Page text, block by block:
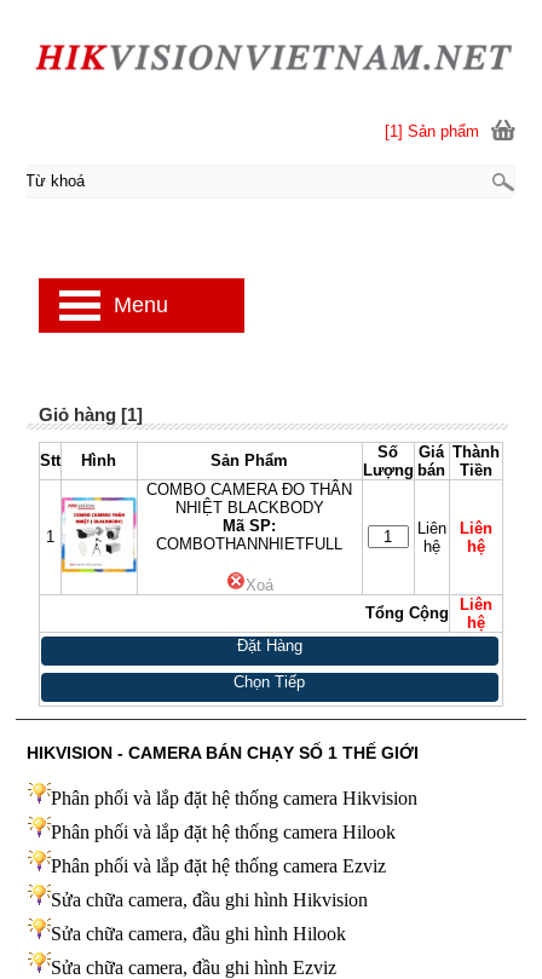
Giỏ hàng [1]
Stt Hình Sản Phẩm
Số
Lượng
Giá
bán
Thành
Tiền
1
COMBO CAMERA ĐO THÂN
NHIỆT BLACKBODY
Mã SP:
COMBOTHANNHIETFULL
Xoá
Liên
hệ
Liên
hệ
Tổng Cộng
Liên
hệ
Đặt Hàng
Chọn Tiếp
[1] Sản phẩm
Menu
HIKVISION - CAMERA BÁN CHẠY SỐ 1 THẾ GIỚI
Phân phối và lắp đặt hệ thống camera Hikvision
Phân phối và lắp đặt hệ thống camera Hilook
Phân phối và lắp đặt hệ thống camera Ezviz
Sửa chữa camera, đầu ghi hình Hikvision
Sửa chữa camera, đầu ghi hình Hilook
Sửa chữa camera, đầu ghi hình Ezviz